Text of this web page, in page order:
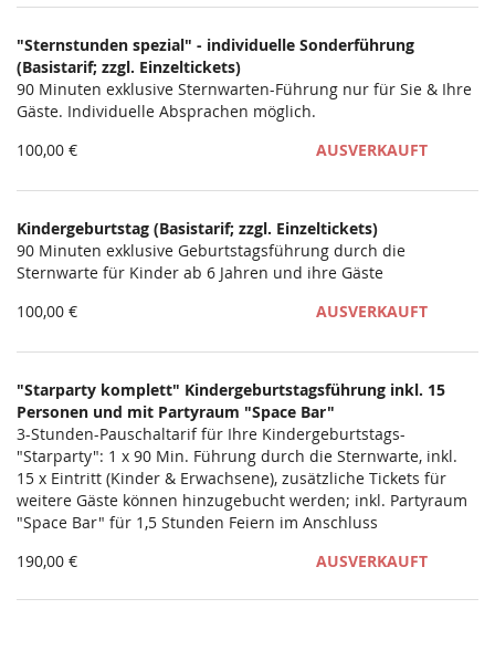
"Sternstunden spezial" - individuelle Sonderführung
(Basistarif; zzgl. Einzeltickets)
90 Minuten exklusive Sternwarten-Führung nur für Sie & Ihre
Gäste. Individuelle Absprachen möglich.
100,00 €
AUSVERKAUFT
Kindergeburtstag (Basistarif; zzgl. Einzeltickets)
90 Minuten exklusive Geburtstagsführung durch die
Sternwarte für Kinder ab 6 Jahren und ihre Gäste
100,00 €
AUSVERKAUFT
"Starparty komplett" Kindergeburtstagsführung inkl. 15
Personen und mit Partyraum "Space Bar"
3-Stunden-Pauschaltarif für Ihre Kindergeburtstags-
"Starparty": 1 x 90 Min. Führung durch die Sternwarte, inkl.
15 x Eintritt (Kinder & Erwachsene), zusätzliche Tickets für
weitere Gäste können hinzugebucht werden; inkl. Partyraum
"Space Bar" für 1,5 Stunden Feiern im Anschluss
190,00 €
AUSVERKAUFT